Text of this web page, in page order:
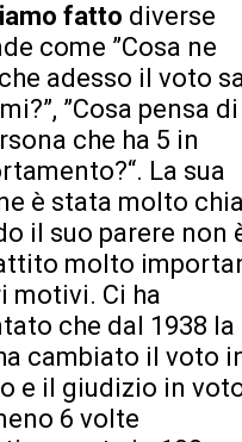
fatto diverse
come ”Cosa ne
adesso il voto
”Cosa pensa di
che ha 5 in
La sua
è stata molto
il suo parere non
molto
motivi. Ci ha
che dal 1938 la
cambiato il voto
e il giudizio in
6 volte